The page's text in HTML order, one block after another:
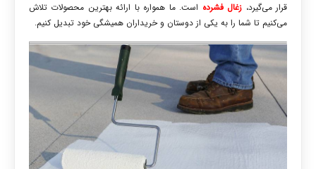
قرار می‌گیرد، زغال فشرده است. ما همواره با ارائه بهترین محصولات تلاش
می‌کنیم تا شما را به یکی از دوستان و خریداران همیشگی خود تبدیل کنیم.